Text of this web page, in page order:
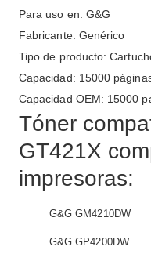
Para uso en: G&G
Fabricante: Genérico
Tipo de producto:
Capacidad: 15000
Capacidad OEM: 15000
Tóner
GT421X
impresoras:
G&G GM4210DW
G&G GP4200DW